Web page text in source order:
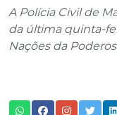
A Polícia Civil de
da última quinta-
Nações da